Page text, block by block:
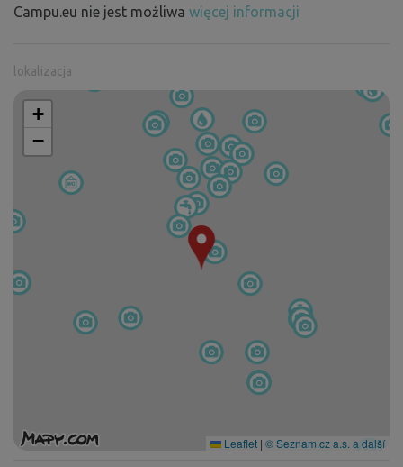
Campu.eu nie jest możliwa więcej informacji
lokalizacja
+
−
Leaflet | © Seznam.cz a.s. a další